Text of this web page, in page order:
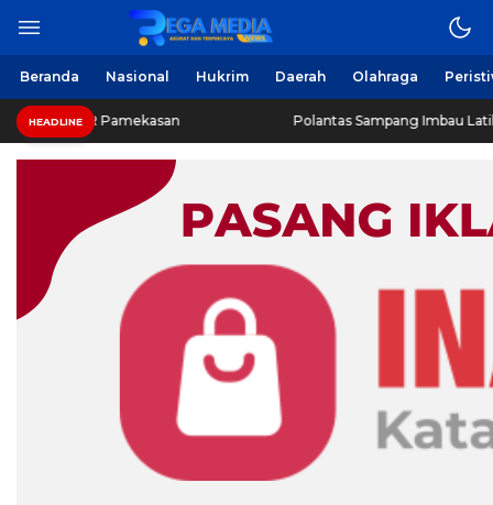
Beranda Nasional Hukrim Daerah Olahraga
HEADLINE
Pamekasan Polantas Sampang Imbau Latihan Gerak